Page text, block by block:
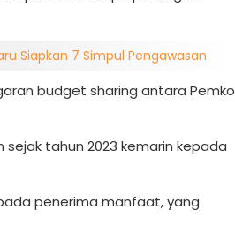
Siapkan 7 Simpul Pengawasan
budget sharing antara Pemko
tahun 2023 kemarin kepada
penerima manfaat, yang